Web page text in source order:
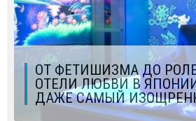
ОТ ФЕТИШИЗМА ДО
ОТЕЛИ ЛЮБВИ В
ДАЖЕ САМЫЙ